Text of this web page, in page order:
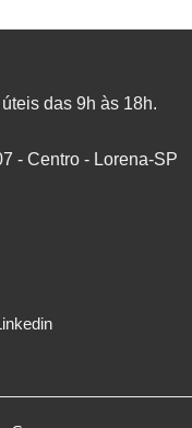
das 9h às 18h.
- Centro - Lorena-SP